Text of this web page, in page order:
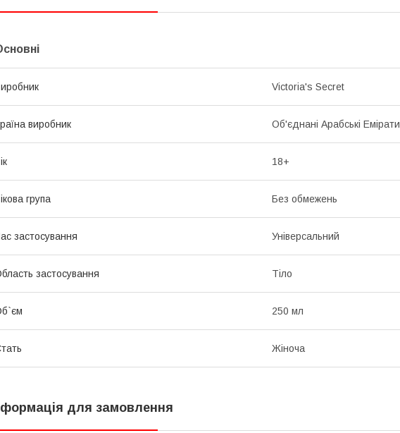
Victoria's Secret
виробник Об'єднані Арабські Емірати
18+
група Без обмежень
застосування Універсальний
застосування Тіло
250 мл
Жіноча
для замовлення